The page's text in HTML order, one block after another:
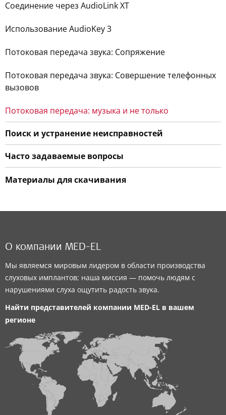
Соединение через AudioLink XT
Использование AudioKey 3
Потоковая передача звука: Сопряжение
Потоковая передача звука: Совершение телефонных
вызовов
Потоковая передача: музыка и не только
Поиск и устранение неисправностей
Часто задаваемые вопросы
Материалы для скачивания
О компании MED-EL
Мы являемся мировым лидером в области производства
слуховых имплантов; наша миссия — помочь людям с
нарушениями слуха ощутить радость звука.
Найти представителей компании MED-EL в вашем
регионе